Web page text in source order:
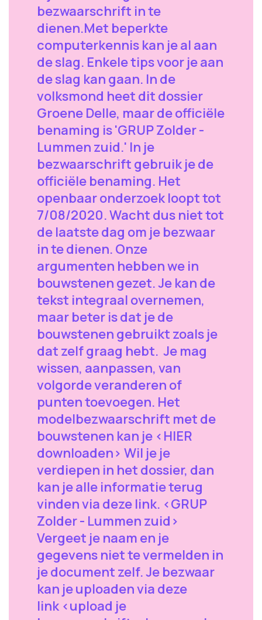
bezwaarschrift in te
dienen.Met beperkte
computerkennis kan je al aan
de slag. Enkele tips voor je aan
de slag kan gaan. In de
volksmond heet dit dossier
Groene Delle, maar de officiële
benaming is 'GRUP Zolder -
Lummen zuid.' In je
bezwaarschrift gebruik je de
officiële benaming. Het
openbaar onderzoek loopt tot
7/08/2020. Wacht dus niet tot
de laatste dag om je bezwaar
in te dienen. Onze
argumenten hebben we in
bouwstenen gezet. Je kan de
tekst integraal overnemen,
maar beter is dat je de
bouwstenen gebruikt zoals je
dat zelf graag hebt. Je mag
wissen, aanpassen, van
volgorde veranderen of
punten toevoegen. Het
modelbezwaarschrift met de
bouwstenen kan je <HIER
downloaden> Wil je je
verdiepen in het dossier, dan
kan je alle informatie terug
vinden via deze link. <GRUP
Zolder - Lummen zuid>
Vergeet je naam en je
gegevens niet te vermelden in
je document zelf. Je bezwaar
kan je uploaden via deze
link <upload je